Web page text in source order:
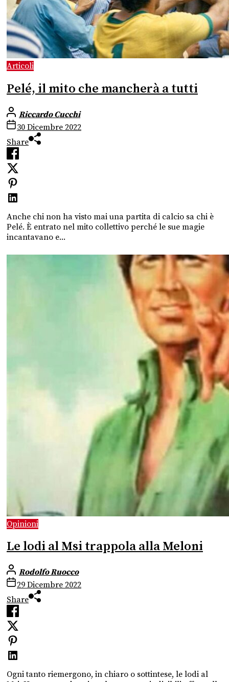
Articoli
Pelé, il mito che mancherà a tutti
Riccardo Cucchi
30 Dicembre 2022
Share
Anche chi non ha visto mai una partita di calcio sa chi è
Pelé. È entrato nel mito collettivo perché le sue magie
incantavano e...
Opinioni
Le lodi al Msi trappola alla Meloni
Rodolfo Ruocco
29 Dicembre 2022
Share
Ogni tanto riemergono, in chiaro o sottintese, le lodi al